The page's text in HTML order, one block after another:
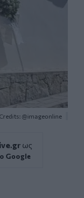
@imageonline
ως
Google